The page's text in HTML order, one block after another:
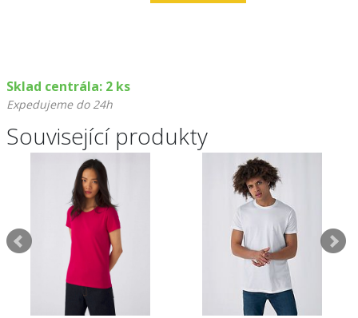
Sklad centrála: 2 ks
Expedujeme do 24h
Související produkty